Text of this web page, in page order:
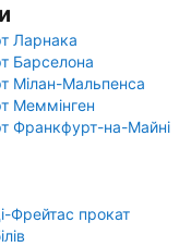
Ларнака
Барселона
Мілан-Мальпенса
Меммінген
Франкфурт-на-Майні
Фрейтас прокат